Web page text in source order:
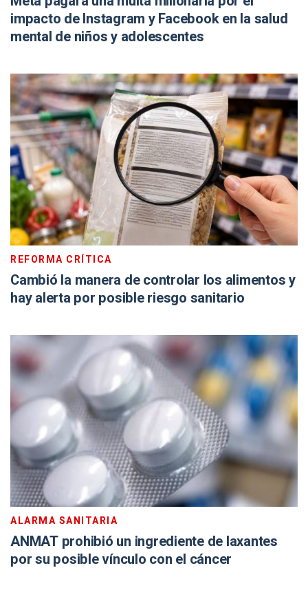
impacto de Instagram y Facebook en la salud
mental de niños y adolescentes
REFORMA CRÍTICA
Cambió la manera de controlar los alimentos y
hay alerta por posible riesgo sanitario
ALARMA SANITARIA
ANMAT prohibió un ingrediente de laxantes
por su posible vínculo con el cáncer